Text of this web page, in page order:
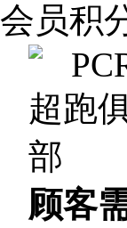
会员积
顾客